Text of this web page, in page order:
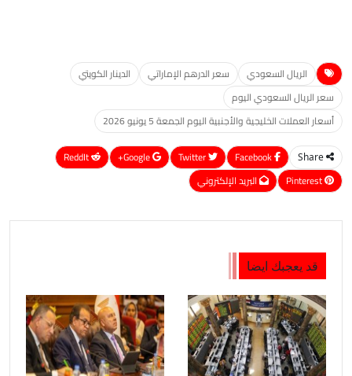
الريال السعودي سعر الدرهم الإماراتي
الدينار الكويتي
سعر الريال السعودي اليوم
أسعار العملات الخليجية والأجنبية اليوم الجمعة 5 يونيو 2026
Share
Google+
ReddIt
Pinterest
البريد الإلكتروني
قد يعجبك ايضا